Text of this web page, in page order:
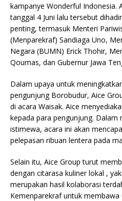
kampanye Wonderful Indonesia.
tanggal 4 Juni lalu tersebut
penting, termasuk Menteri
(Menparekraf) Sandiaga Uno,
Negara (BUMN) Erick Thohir,
Qoumas, dan Gubernur Jawa
Dalam upaya untuk
pengunjung Borobudur, Aice
di acara Waisak. Aice
kepada para pengunjung. Dalam
istimewa, acara ini akan
pelepasan ribuan lentera pada
Selain itu, Aice Group turut
dengan citarasa kuliner lokal ,
merupakan hasil kolaborasi
Kemenparekraf untuk